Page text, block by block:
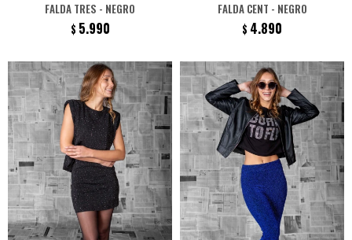
FALDA TRES - NEGRO
$ 5.990
FALDA CENT - NEGRO
$ 4.890